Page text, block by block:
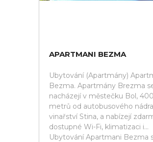
APARTMANI BEZMA
Ubytování (Apartmány)
Bezma. Apartmány Brezma
nacházejí v městečku Bol, 400
metrů od autobusového
vinařství Stina, a nabízejí
dostupné Wi-Fi, klimatizaci i...
Ubytování Apartmani Bezma